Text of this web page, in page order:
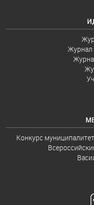
Журнал
Конкурс